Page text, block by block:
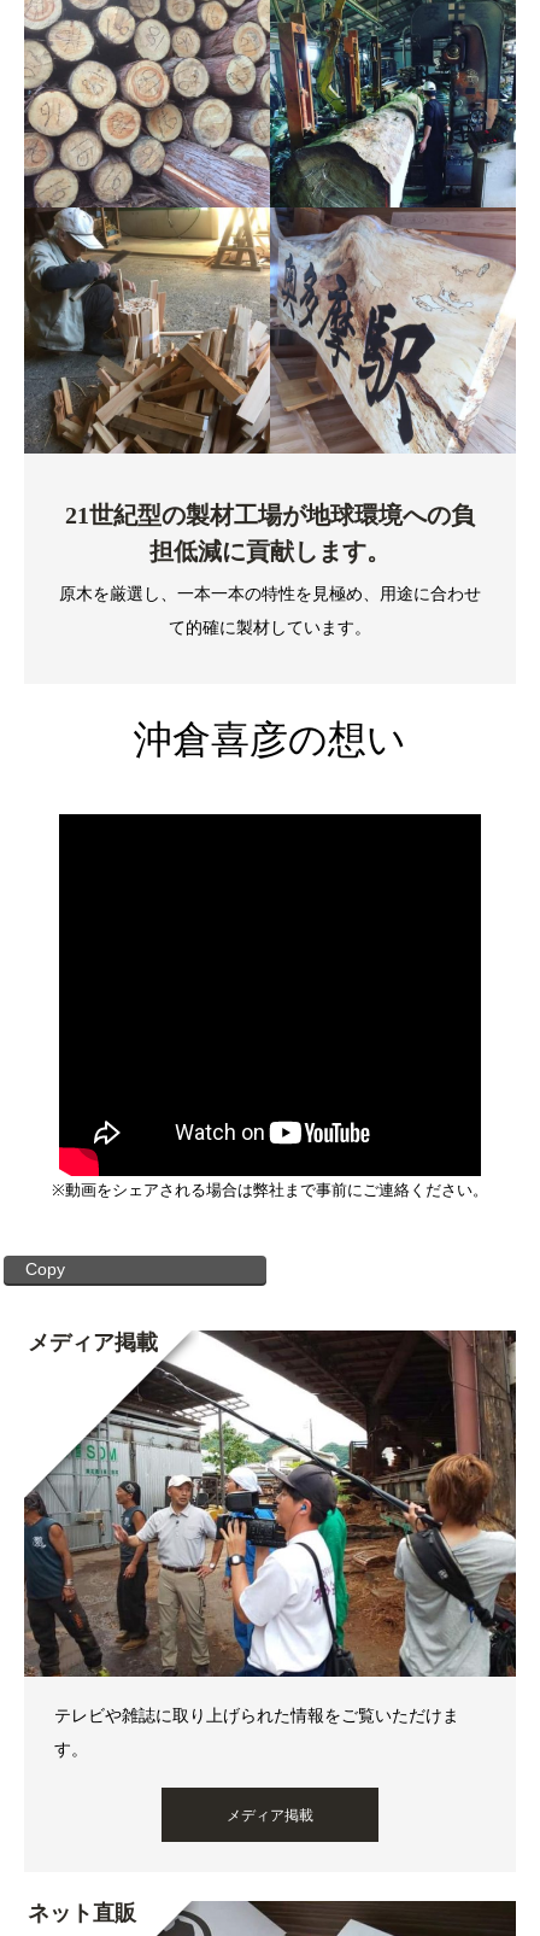
21世紀型の製材工場が地球環境への負
担低減に貢献します。
原木を厳選し、一本一本の特性を見極め、用途に合わせ
て的確に製材しています。
沖倉喜彦の想い
※動画をシェアされる場合は弊社まで事前にご連絡ください。
Copy
メディア掲載
テレビや雑誌に取り上げられた情報をご覧いただけま
す。
メディア掲載
ネット直販